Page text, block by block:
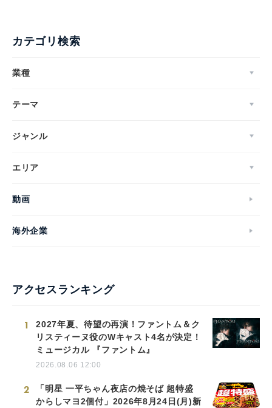
カテゴリ検索
業種
テーマ
ジャンル
エリア
動画
海外企業
アクセスランキング
1
2027年夏、待望の再演！ファントム＆ク
リスティーヌ役のWキャスト4名が決定！
ミュージカル 『ファントム』
2026.08.06 12:00
2
「明星 一平ちゃん夜店の焼そば 超特盛
からしマヨ2個付」2026年8月24日(月)新